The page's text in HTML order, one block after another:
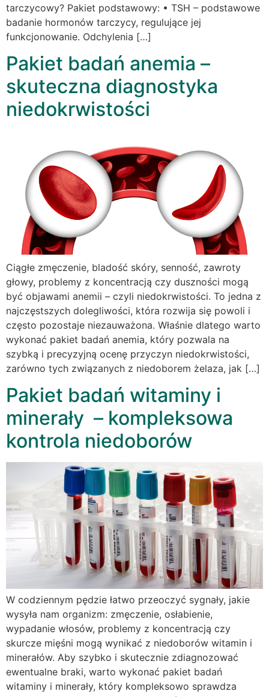
tarczycowy? Pakiet podstawowy: • TSH – podstawowe
badanie hormonów tarczycy, regulujące jej
funkcjonowanie. Odchylenia […]
Pakiet badań anemia –
skuteczna diagnostyka
niedokrwistości
Ciągłe zmęczenie, bladość skóry, senność, zawroty
głowy, problemy z koncentracją czy duszności mogą
być objawami anemii – czyli niedokrwistości. To jedna z
najczęstszych dolegliwości, która rozwija się powoli i
często pozostaje niezauważona. Właśnie dlatego warto
wykonać pakiet badań anemia, który pozwala na
szybką i precyzyjną ocenę przyczyn niedokrwistości,
zarówno tych związanych z niedoborem żelaza, jak […]
Pakiet badań witaminy i
minerały – kompleksowa
kontrola niedoborów
W codziennym pędzie łatwo przeoczyć sygnały, jakie
wysyła nam organizm: zmęczenie, osłabienie,
wypadanie włosów, problemy z koncentracją czy
skurcze mięśni mogą wynikać z niedoborów witamin i
minerałów. Aby szybko i skutecznie zdiagnozować
ewentualne braki, warto wykonać pakiet badań
witaminy i minerały, który kompleksowo sprawdza